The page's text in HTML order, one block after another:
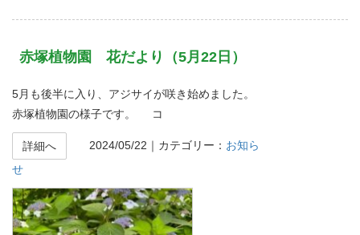
赤塚植物園 花だより（5月22日）
5月も後半に入り、アジサイが咲き始めました。
赤塚植物園の様子です。 コ
詳細へ 2024/05/22 ｜カテゴリー： お知ら
せ